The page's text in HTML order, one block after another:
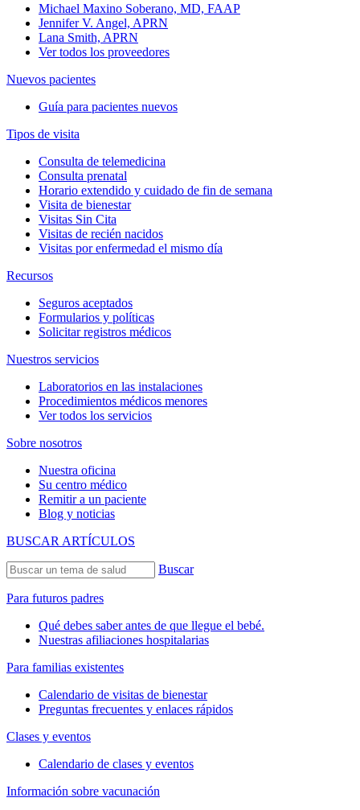
Michael Maxino Soberano, MD, FAAP
Jennifer V. Angel, APRN
Lana Smith, APRN
Ver todos los proveedores
Nuevos pacientes
Guía para pacientes nuevos
Tipos de visita
Consulta de telemedicina
Consulta prenatal
Horario extendido y cuidado de fin de semana
Visita de bienestar
Visitas Sin Cita
Visitas de recién nacidos
Visitas por enfermedad el mismo día
Recursos
Seguros aceptados
Formularios y políticas
Solicitar registros médicos
Nuestros servicios
Laboratorios en las instalaciones
Procedimientos médicos menores
Ver todos los servicios
Sobre nosotros
Nuestra oficina
Su centro médico
Remitir a un paciente
Blog y noticias
BUSCAR ARTÍCULOS
Buscar
Para futuros padres
Qué debes saber antes de que llegue el bebé.
Nuestras afiliaciones hospitalarias
Para familias existentes
Calendario de visitas de bienestar
Preguntas frecuentes y enlaces rápidos
Clases y eventos
Calendario de clases y eventos
Información sobre vacunación